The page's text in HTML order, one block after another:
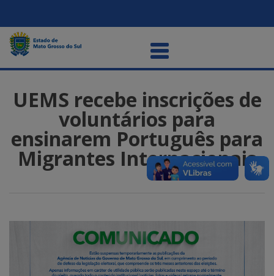
UEMS recebe inscrições de
voluntários para
ensinarem Português para
Migrantes Internacionais